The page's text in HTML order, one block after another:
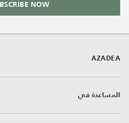
AZADEA
المساعدة في
NOW